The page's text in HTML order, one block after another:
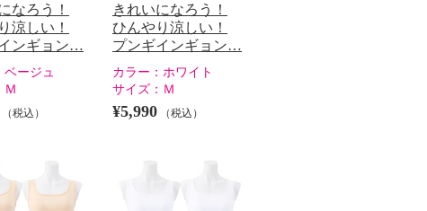
なろう！
涼しい！
ンギョン…
ベージュ
Ｍ
（税込）
きれいになろう！
ひんやり涼しい！
プンギインギョン…
カラー： ホワイト
サイズ： Ｍ
¥5,990 （税込）